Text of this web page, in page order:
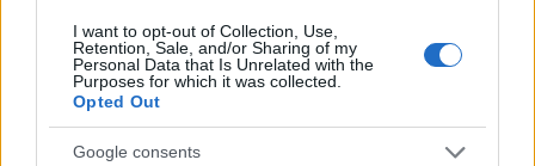
I want to opt-out of Collection, Use,
Retention, Sale, and/or Sharing of my
Personal Data that Is Unrelated with the
Purposes for which it was collected.
Opted Out
Google consents
Ο Μπορέλ έκανε δηλώσεις στο Πεκίνο με τον
Κινέζο υπουργό Εξωτερικών Γουάνγκ Γι αναφορικά
με ζητήματα διεθνούς ασφαλείας. «Αυτή τη στιγμή
είμαστε μάρτυρες μιας σοβαρής ανθρωπιστικής